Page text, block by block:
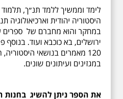
לימד וממשיך ללמד תנ״ך,
היסטוריה יהודית וארכיאולוגיה
במחקר והוא מחברם של
ירושלים, בא כוכבא ועוד.
120 מאמרים בנושאי
במגזינים ועיתונים שונים.
את הספר ניתן להשיג בחנות